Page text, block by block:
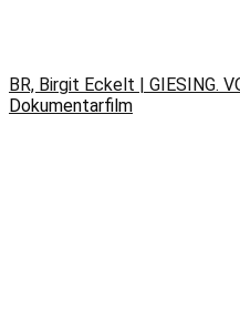
BR, Birgit Eckelt | GIESING.
Dokumentarfilm